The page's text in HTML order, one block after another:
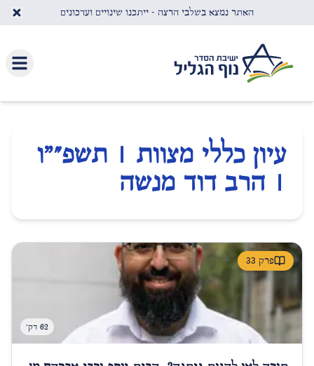
דלג לתוכן העיקריהאתר נמצא בשלבי הרצה - ייתכנו שינויים ועדכונים
עיון כללי מצוות | תשפ״"ו
| הרב דוד מנשה
פרק 33
62 דק'